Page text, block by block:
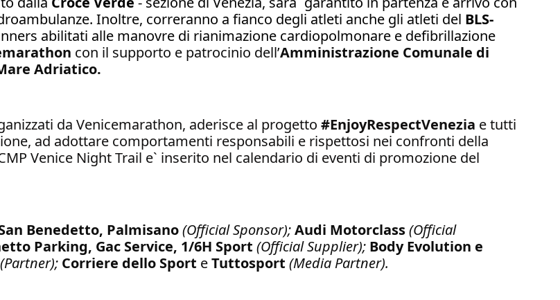
Inoltre, correranno a fianco degli atleti anche gli atleti del BLS-
abilitati alle manovre di rianimazione cardiopolmonare e defibrillazione
con il supporto e patrocinio dell’Amministrazione Comunale di
Adriatico.
da Venicemarathon, aderisce al progetto #EnjoyRespectVenezia e tutti
ad adottare comportamenti responsabili e rispettosi nei confronti della
Venice Night Trail e` inserito nel calendario di eventi di promozione del
Benedetto, Palmisano(Official Sponsor);Audi Motorclass(Official
Parking, Gac Service, 1/6H Sport (Official Supplier); Body Evolution e
(Partner); Corriere dello Sport eTuttosport (Media Partner).